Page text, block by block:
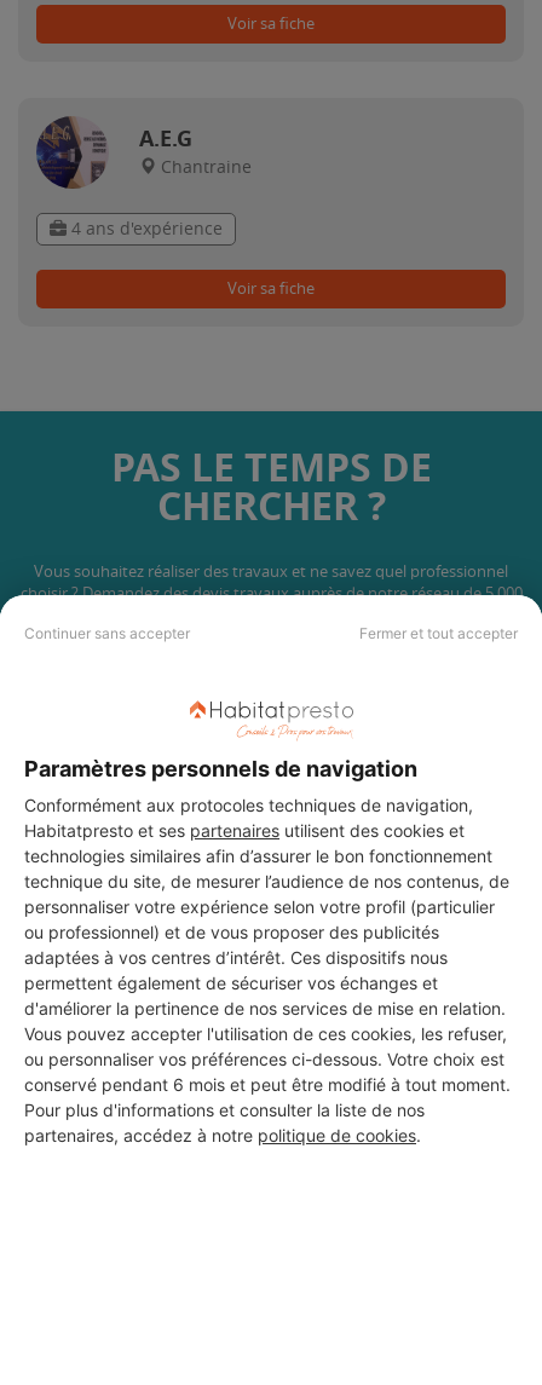
Continuer sans accepter Fermer et tout accepter
Paramètres personnels de navigation
Conformément aux protocoles techniques de navigation,
Habitatpresto et ses partenaires utilisent des cookies et
technologies similaires afin d’assurer le bon fonctionnement
technique du site, de mesurer l’audience de nos contenus, de
personnaliser votre expérience selon votre profil (particulier
ou professionnel) et de vous proposer des publicités
adaptées à vos centres d’intérêt. Ces dispositifs nous
permettent également de sécuriser vos échanges et
d'améliorer la pertinence de nos services de mise en relation.
Vous pouvez accepter l'utilisation de ces cookies, les refuser,
ou personnaliser vos préférences ci-dessous. Votre choix est
conservé pendant 6 mois et peut être modifié à tout moment.
Pour plus d'informations et consulter la liste de nos
partenaires, accédez à notre politique de cookies.
Voir sa fiche
A.E.G
Chantraine
4 ans d'expérience
Voir sa fiche
PAS LE TEMPS DE
CHERCHER ?
Vous souhaitez réaliser des travaux et ne savez quel professionnel
choisir ? Demandez des devis travauxauprès de notre réseau de 5 000
DEMANDER UN DEVIS
Les 1 autres Installateurs
d'alarmes pour vos travaux à
Vaudéville
B.Est Elec’
Vaudéville